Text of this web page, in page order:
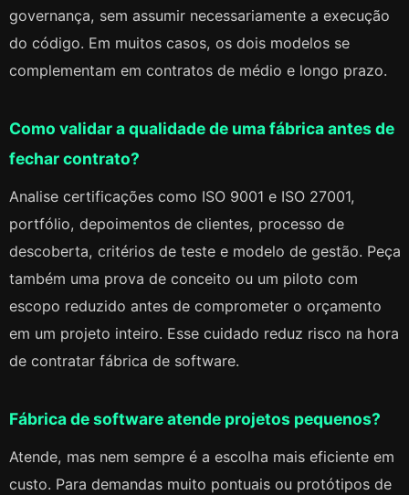
governança, sem assumir necessariamente a execução
do código. Em muitos casos, os dois modelos se
complementam em contratos de médio e longo prazo.
Como validar a qualidade de uma fábrica antes de
fechar contrato?
Analise certificações como ISO 9001 e ISO 27001,
portfólio, depoimentos de clientes, processo de
descoberta, critérios de teste e modelo de gestão. Peça
também uma prova de conceito ou um piloto com
escopo reduzido antes de comprometer o orçamento
em um projeto inteiro. Esse cuidado reduz risco na hora
de contratar fábrica de software.
Fábrica de software atende projetos pequenos?
Atende, mas nem sempre é a escolha mais eficiente em
custo. Para demandas muito pontuais ou protótipos de